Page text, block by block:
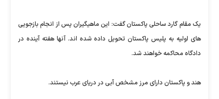
یک مقام گارد ساحلی پاکستان گفت: این ماهیگیران پس از انجام بازجویی
های اولیه به پلیس پاکستان تحویل داده شده اند. آنها هفته آینده در
دادگاه محاکمه خواهند شد.
هند و پاکستان دارای مرز مشخص آبی در دریای عرب نیستند.